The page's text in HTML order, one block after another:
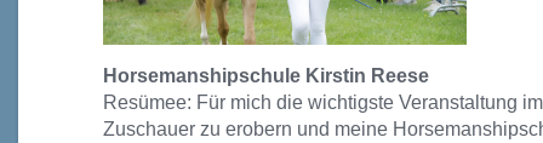
Horsemanshipschule Kirstin Reese
Resümee: Für mich die wichtigste Veranstaltung
Zuschauer zu erobern und meine